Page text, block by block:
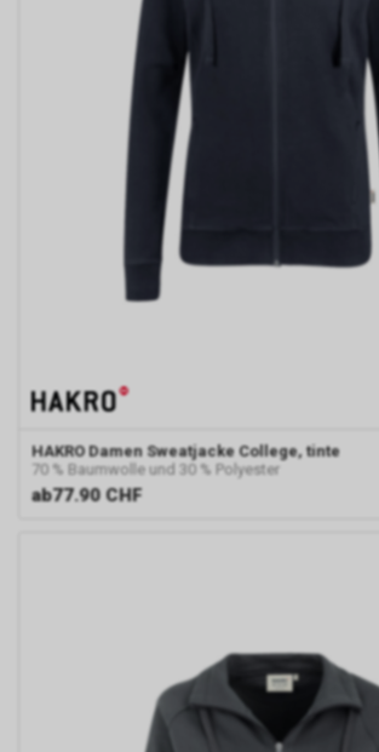
HAKRO Damen Sweatjacke College, tinte
70 % Baumwolle und 30 % Polyester
ab77.90 CHF